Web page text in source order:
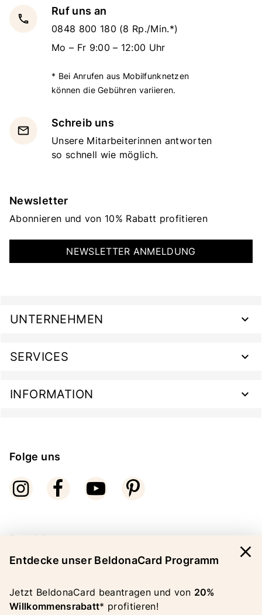
local_phone
Ruf uns an
0848 800 180 (8 Rp./Min.*)
Mo – Fr 9:00 – 12:00 Uhr
* Bei Anrufen aus Mobilfunknetzen
können die Gebühren variieren.
email
Schreib uns
Unsere Mitarbeiterinnen antworten
so schnell wie möglich.
Newsletter
Abonnieren und von 10% Rabatt profitieren
NEWSLETTER ANMELDUNG
UNTERNEHMEN
SERVICES
INFORMATION
Folge uns
Bezahlarten
Entdecke unser BeldonaCard Programm
Jetzt BeldonaCard beantragen und von 20%
Willkommensrabatt* profitieren!
close